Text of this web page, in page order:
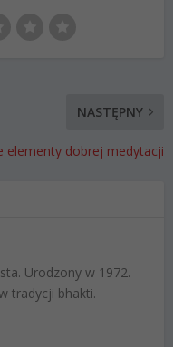
NASTĘPNY
elementy dobrej medytacji
Urodzony w 1972.
tradycji bhakti.